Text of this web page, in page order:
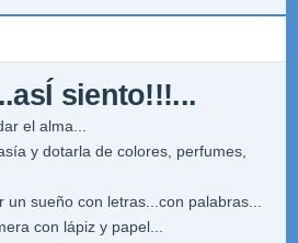
siento!!!...
el alma...
y dotarla de colores, perfumes,
un sueño con letras...con palabras...
con lápiz y papel...